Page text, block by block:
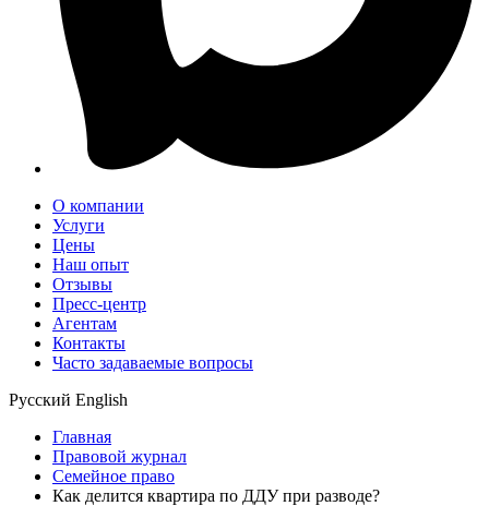
О компании
Услуги
Цены
Наш опыт
Отзывы
Пресс-центр
Агентам
Контакты
Часто задаваемые вопросы
Русский English
Главная
Правовой журнал
Семейное право
Как делится квартира по ДДУ при разводе?